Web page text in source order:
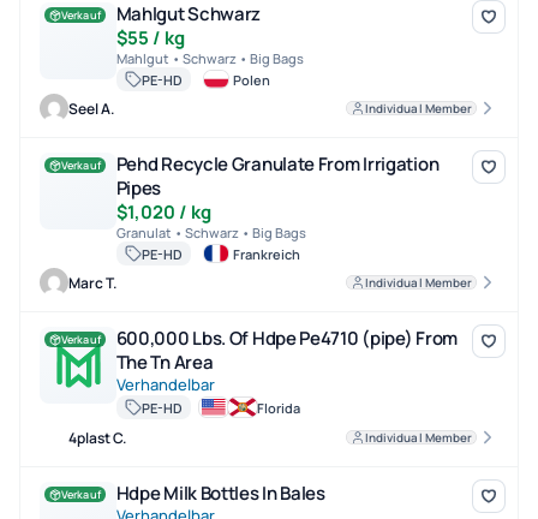
Mahlgut Schwarz
Verkauf
Mahlgut Schwarz
$55 / kg
Mahlgut • Schwarz • Big Bags
PE-HD
Polen
Seel A. Individual Member
Pehd Recycle Granulate From Irrigation Pipes
Verkauf
Pehd Recycle Granulate From Irrigation
Pipes
$1,020 / kg
Granulat • Schwarz • Big Bags
PE-HD
Frankreich
Marc T. Individual Member
600,000 Lbs. Of Hdpe Pe4710 (pipe) From The Tn Area
Verkauf
600,000 Lbs. Of Hdpe Pe4710 (pipe) From
The Tn Area
Verhandelbar
PE-HD Florida
4plast C. Individual Member
Hdpe Milk Bottles In Bales
Verkauf Hdpe Milk Bottles In Bales